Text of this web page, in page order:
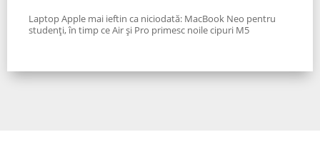
Laptop Apple mai ieftin ca niciodată: MacBook Neo pentru
studenți, în timp ce Air și Pro primesc noile cipuri M5